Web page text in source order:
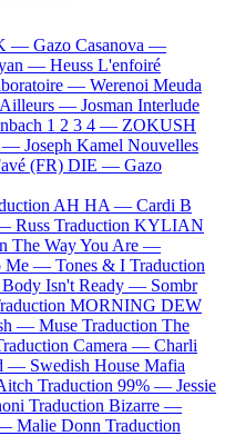
— Gazo Casanova —
— Heuss L'enfoiré
— Werenoi Meuda
Ailleurs — Josman Interlude
1 2 3 4 — ZOKUSH
— Joseph Kamel Nouvelles
(FR) DIE — Gazo
AH HA — Cardi B
Russ Traduction KYLIAN
The Way You Are —
Me — Tones & I Traduction
Isn't Ready — Sombr
MORNING DEW
— Muse Traduction The
Camera — Charli
— Swedish House Mafia
Traduction 99% — Jessie
Traduction Bizarre —
— Malie Donn Traduction